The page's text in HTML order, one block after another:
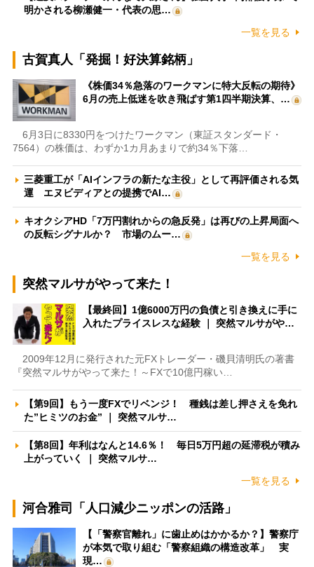
明かされる柳瀬健一・代表の思…
一覧を見る
古賀真人「発掘！好決算銘柄」
《株価34％急落のワークマンに特大反転の期待》
6月の売上低迷を吹き飛ばす第1四半期決算、…
6月3日に8330円をつけたワークマン（東証スタンダード・
7564）の株価は、わずか1カ月あまりで約34％下落…
三菱重工が「AIインフラの新たな主役」として再評価される気
運 エヌビディアとの提携でAI…
キオクシアHD「7万円割れからの急反発」は再びの上昇局面へ
の反転シグナルか？ 市場のムー…
一覧を見る
突然マルサがやって来た！
【最終回】1億6000万円の負債と引き換えに手に
入れたプライスレスな経験 ｜ 突然マルサがや…
2009年12月に発行された元FXトレーダー・磯貝清明氏の著書
『突然マルサがやって来た！～FXで10億円稼い…
【第9回】もう一度FXでリベンジ！ 種銭は差し押さえを免れ
た”ヒミツのお金” ｜ 突然マルサ…
【第8回】年利はなんと14.6％！ 毎日5万円超の延滞税が積み
上がっていく ｜ 突然マルサ…
一覧を見る
河合雅司「人口減少ニッポンの活路」
【「警察官離れ」に歯止めはかかるか？】警察庁
が本気で取り組む「警察組織の構造改革」 実
現…